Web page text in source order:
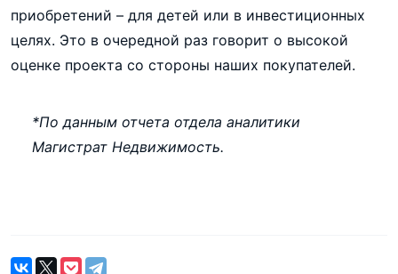
приобретений – для детей или в инвестиционных
целях. Это в очередной раз говорит о высокой
оценке проекта со стороны наших покупателей.
*По данным отчета отдела аналитики
Магистрат Недвижимость.